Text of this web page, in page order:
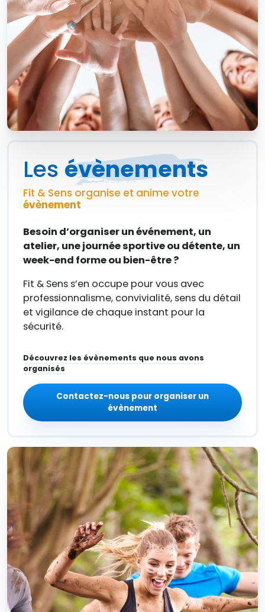
Les évènements
Fit & Sens organise et anime votre
évènement
Besoin d’organiser un événement, un
atelier, une journée sportive ou détente, un
week-end forme ou bien-être ?
Fit & Sens s’en occupe pour vous avec
professionnalisme, convivialité, sens du détail
et vigilance de chaque instant pour la
sécurité.
Découvrez les évènements que nous avons
organisés
Contactez-nous pour organiser un
évènement